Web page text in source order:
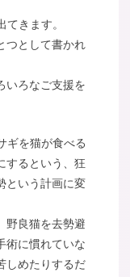
きます。
つとして書かれ
いろなご支援を
ギを猫が食べる
するという、狂
という計画に変
野良猫を去勢避
術に慣れていな
しめたりするだ